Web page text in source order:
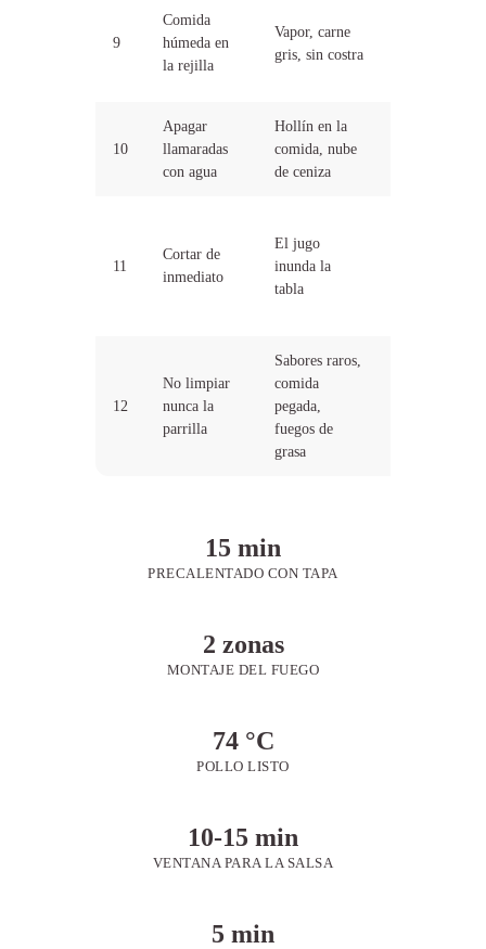
9
Comida
húmeda en
la rejilla
Vapor, carne
gris, sin costra
10
Apagar
llamaradas
con agua
Hollín en la
comida, nube
de ceniza
11
Cortar de
inmediato
El jugo
inunda la
tabla
12
No limpiar
nunca la
parrilla
Sabores raros,
comida
pegada,
fuegos de
grasa
15 min
PRECALENTADO CON TAPA
2 zonas
MONTAJE DEL FUEGO
74 °C
POLLO LISTO
10-15 min
VENTANA PARA LA SALSA
5 min